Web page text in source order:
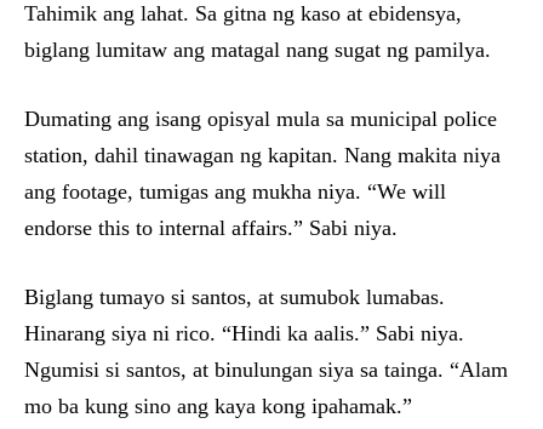
Tahimik ang lahat. Sa gitna ng kaso at ebidensya,
biglang lumitaw ang matagal nang sugat ng pamilya.
Dumating ang isang opisyal mula sa municipal police
station, dahil tinawagan ng kapitan. Nang makita niya
ang footage, tumigas ang mukha niya. “We will
endorse this to internal affairs.” Sabi niya.
Biglang tumayo si santos, at sumubok lumabas.
Hinarang siya ni rico. “Hindi ka aalis.” Sabi niya.
Ngumisi si santos, at binulungan siya sa tainga. “Alam
mo ba kung sino ang kaya kong ipahamak.”